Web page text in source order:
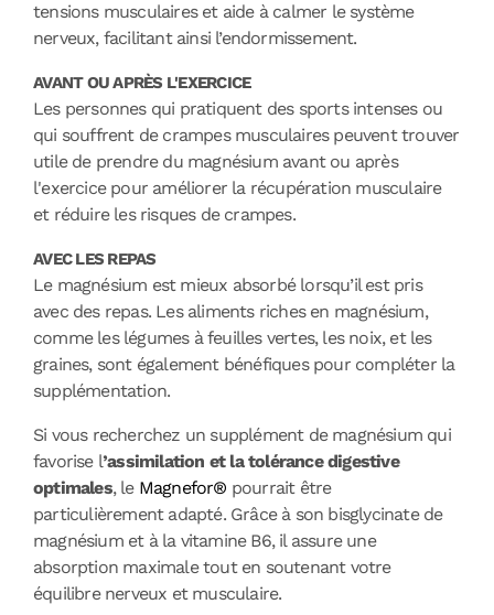
tensions musculaires et aide à calmer le système
nerveux, facilitant ainsi l’endormissement.
AVANT OU APRÈS L'EXERCICE
Les personnes qui pratiquent des sports intenses ou
qui souffrent de crampes musculaires peuvent trouver
utile de prendre du magnésium avant ou après
l'exercice pour améliorer la récupération musculaire
et réduire les risques de crampes.
AVEC LES REPAS
Le magnésium est mieux absorbé lorsqu’il est pris
avec des repas. Les aliments riches en magnésium,
comme les légumes à feuilles vertes, les noix, et les
graines, sont également bénéfiques pour compléter la
supplémentation.
Si vous recherchez un supplément de magnésium qui
favorise l’assimilation et la tolérance digestive
optimales, le Magnefor® pourrait être
particulièrement adapté. Grâce à son bisglycinate de
magnésium et à la vitamine B6, il assure une
absorption maximale tout en soutenant votre
équilibre nerveux et musculaire.